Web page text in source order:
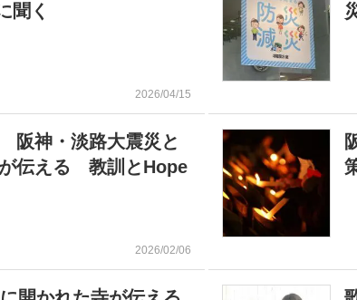
聞く
2026/04/15
阪神・淡路大震災と
伝える 教訓とHope
2026/02/06